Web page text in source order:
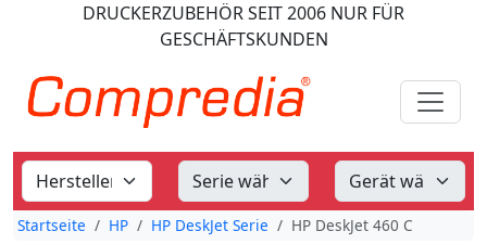
DRUCKERZUBEHÖRSEIT 2006 NUR FÜR
GESCHÄFTSKUNDEN
Startseite HP HP DeskJet Serie HP DeskJet 460 C